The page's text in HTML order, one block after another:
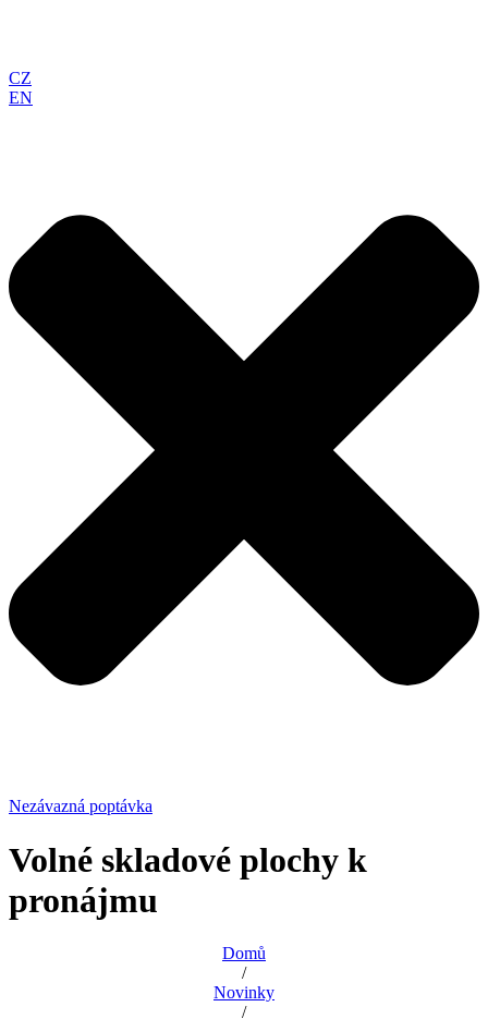
CZ
EN
Nezávazná poptávka
Volné skladové plochy k
pronájmu
Domů
/
Novinky
/